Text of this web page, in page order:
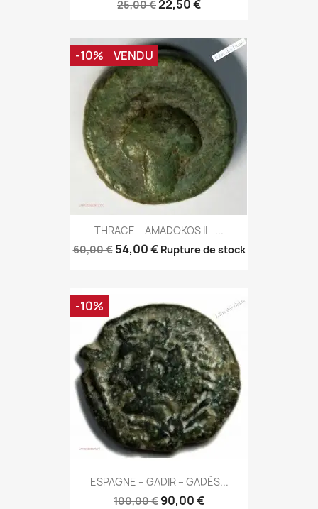
25,00 €22,50 €
THRACE – AMADOKOS II –...
60,00 € 54,00 € Rupture de stock
-10% VENDU
ESPAGNE – GADIR – GADÈS...
100,00 € 90,00 €
-10%